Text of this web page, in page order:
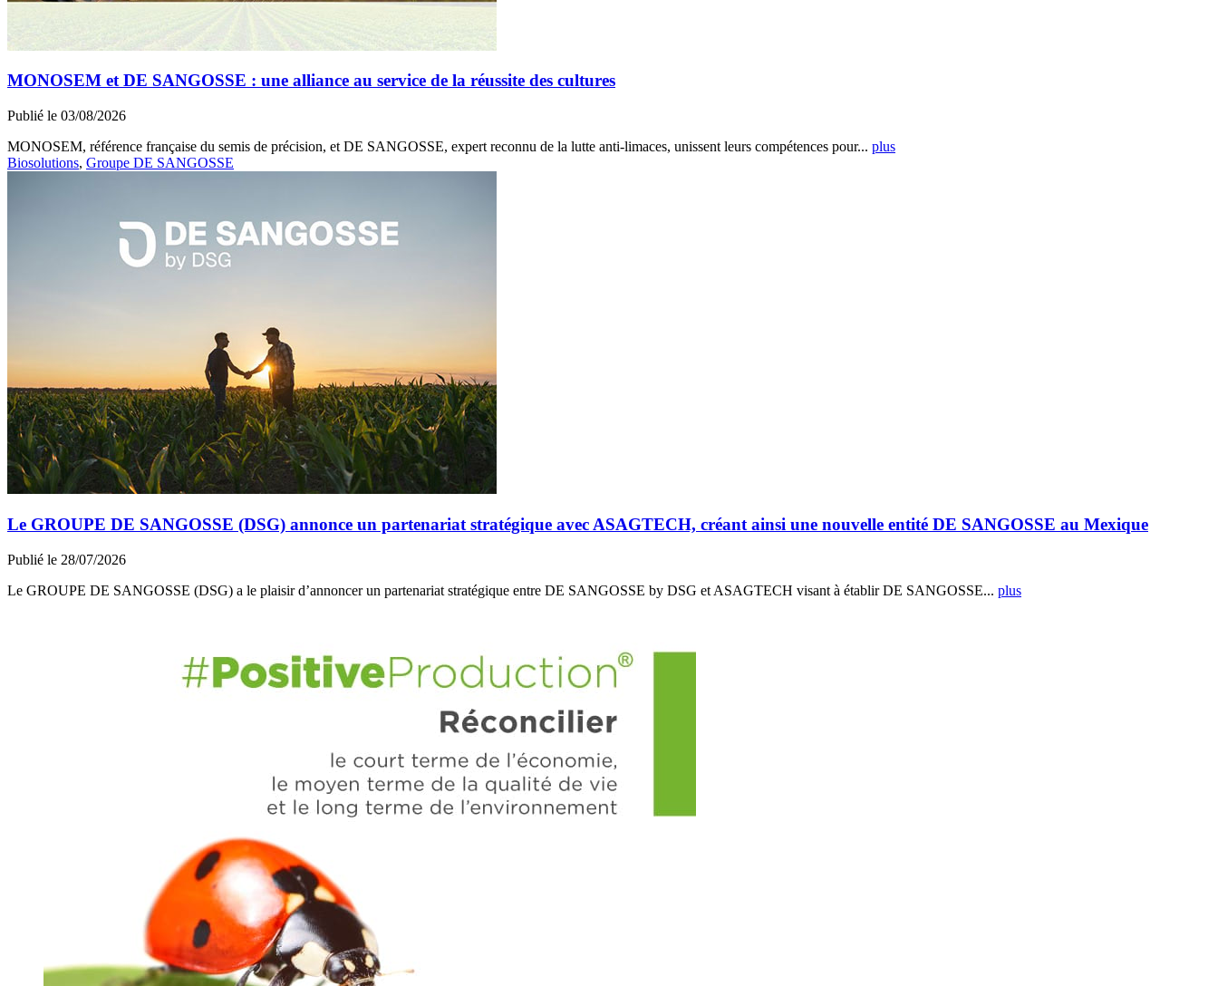
MONOSEM et DE SANGOSSE : une alliance au service de la réussite des cultures
Publié le 03/08/2026
MONOSEM, référence française du semis de précision, et DE SANGOSSE, expert reconnu de la lutte anti-limaces, unissent leurs compétences pour... plus
Biosolutions, Groupe DE SANGOSSE
Le GROUPE DE SANGOSSE (DSG) annonce un partenariat stratégique avec ASAGTECH, créant ainsi une nouvelle entité DE SANGOSSE au Mexique
Publié le 28/07/2026
Le GROUPE DE SANGOSSE (DSG) a le plaisir d’annoncer un partenariat stratégique entre DE SANGOSSE by DSG et ASAGTECH visant à établir DE SANGOSSE... plus